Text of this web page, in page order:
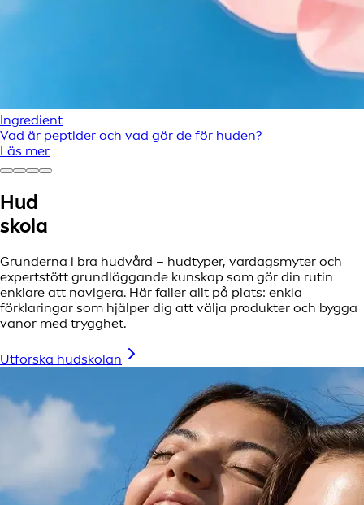
Ingredient
Vad är peptider och vad gör de för huden?
Läs mer
Hud
skola
Grunderna i bra hudvård – hudtyper, vardagsmyter och
expertstött grundläggande kunskap som gör din rutin
enklare att navigera. Här faller allt på plats: enkla
förklaringar som hjälper dig att välja produkter och bygga
vanor med trygghet.
Utforska hudskolan